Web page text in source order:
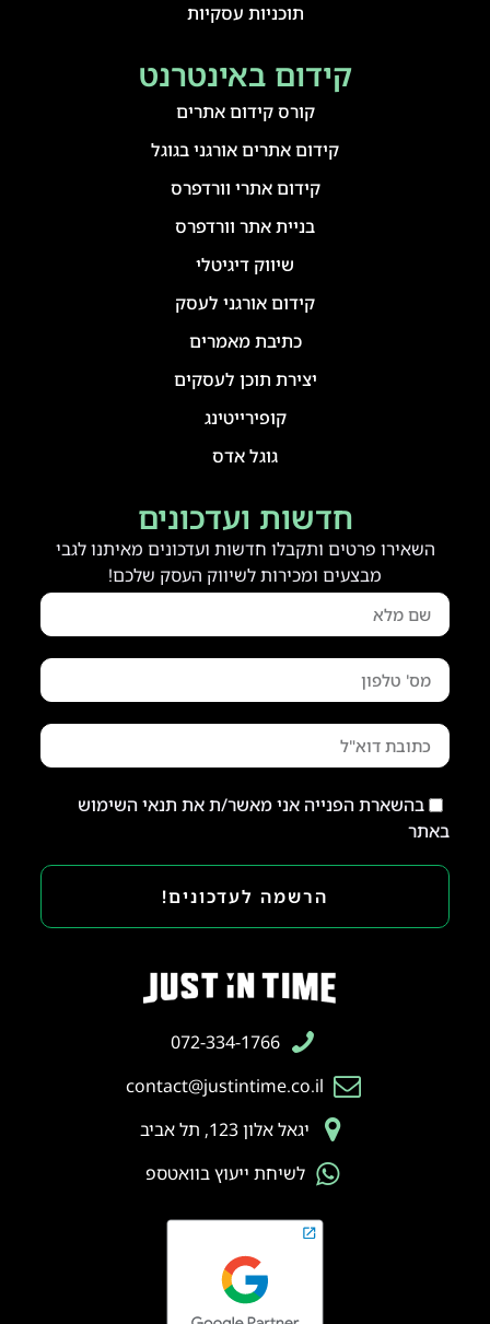
072-334-1766
contact@justintime.co.il
יגאל אלון 123, תל אביב
לשיחת ייעוץ בוואטספ
חדשות ועדכונים
השאירו פרטים ותקבלו חדשות ועדכונים מאיתנו לגבי
מבצעים ומכירות לשיווק העסק שלכם!
בהשארת הפנייה אני מאשר/ת את תנאי השימוש
באתר
הרשמה לעדכונים!
קידום באינטרנט
קורס קידום אתרים
קידום אתרים אורגני בגוגל
קידום אתרי וורדפרס
בניית אתר וורדפרס
שיווק דיגיטלי
קידום אורגני לעסק
כתיבת מאמרים
יצירת תוכן לעסקים
קופירייטינג
גוגל אדס
תוכניות עסקיות